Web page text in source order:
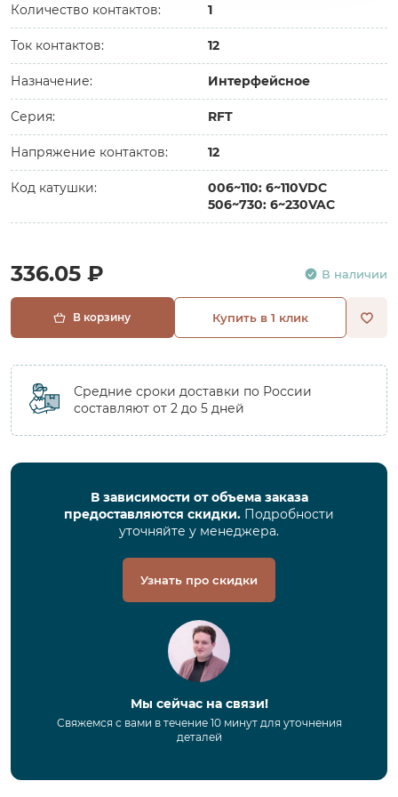
Количество контактов: 1
Ток контактов: 12
Назначение: Интерфейсное
Серия: RFT
Напряжение контактов: 12
Код катушки:
006~110: 6~110VDC
506~730: 6~230VAC
336.05 ₽ В наличии
В корзину Купить в 1 клик
Средние сроки доставки по России
составляют от 2 до 5 дней
В зависимости от объема заказа
предоставляются скидки. Подробности
уточняйте у менеджера.
Узнать про скидки
Мы сейчас на связи!
Свяжемся с вами в течение 10 минут для уточнения
деталей